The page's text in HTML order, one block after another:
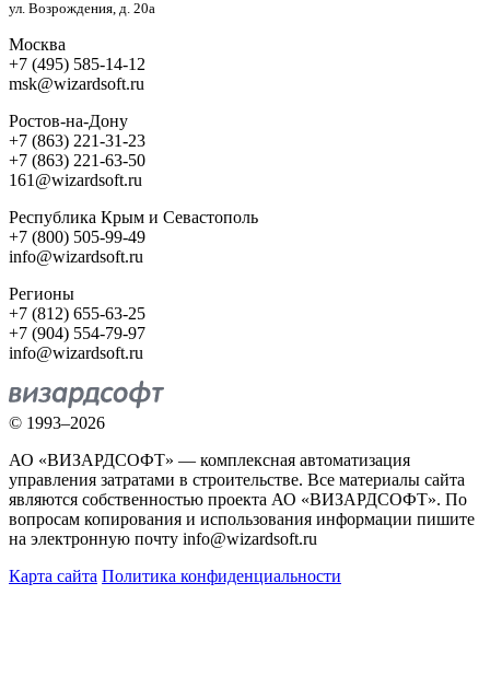
ул. Возрождения, д. 20а
Москва
+7 (495) 585-14-12
msk@wizardsoft.ru
Ростов-на-Дону
+7 (863) 221-31-23
+7 (863) 221-63-50
161@wizardsoft.ru
Республика Крым и Севастополь
+7 (800) 505-99-49
info@wizardsoft.ru
Регионы
+7 (812) 655-63-25
+7 (904) 554-79-97
info@wizardsoft.ru
© 1993–2026
АО «ВИЗАРДСОФТ» — комплексная автоматизация
управления затратами в строительстве. Все материалы сайта
являются собственностью проекта АО «ВИЗАРДСОФТ». По
вопросам копирования и использования информации пишите
на электронную почту info@wizardsoft.ru
Карта сайта Политика конфиденциальности